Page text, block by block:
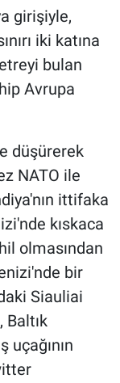
girişiyle,
iki katına
bulan
Avrupa
düşürerek
NATO ile
ittifaka
kıskaca
olmasından
bir
Siauliai
Baltık
uçağının